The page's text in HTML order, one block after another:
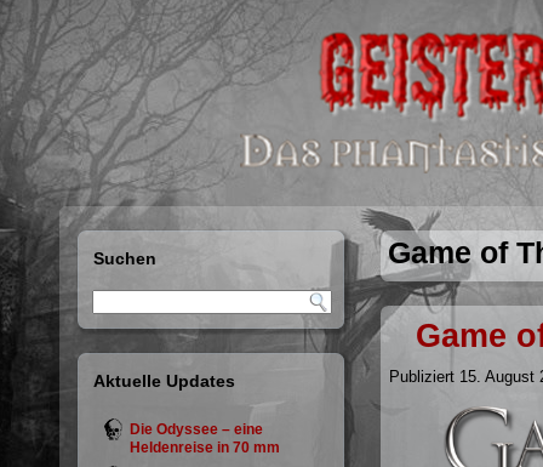
Suchen
Aktuelle Updates
Die Odyssee – eine
Heldenreise in 70 mm
Game of
Game
Publiziert 15. August